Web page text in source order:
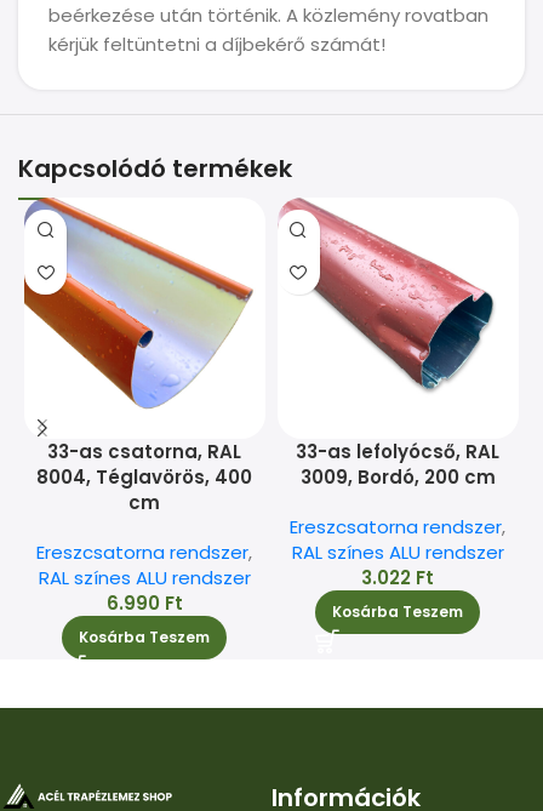
beérkezése után történik. A közlemény rovatban
kérjük feltüntetni a díjbekérő számát!
Kapcsolódó termékek
33-as csatorna, RAL
8004, Téglavörös, 400
cm
Ereszcsatorna rendszer,
RAL színes ALU rendszer
6.990 Ft
Kosárba Teszem
33-as lefolyócső, RAL
3009, Bordó, 200 cm
Ereszcsatorna rendszer,
RAL színes ALU rendszer
3.022 Ft
Kosárba Teszem
Információk